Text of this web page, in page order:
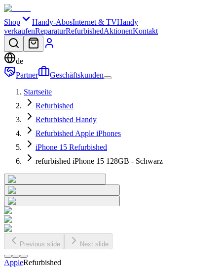
Shop Handy-AbosInternet & TVHandy
verkaufenReparaturRefurbishedAktionenKontakt
de
Partner
Geschäftskunden
Startseite
Refurbished
Refurbished Handy
Refurbished Apple iPhones
iPhone 15 Refurbished
refurbished iPhone 15 128GB - Schwarz
Previous slide Next slide
AppleRefurbished